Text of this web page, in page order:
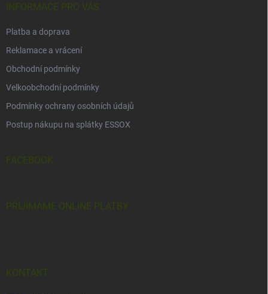
INFORMACE PRO VÁS
Platba a doprava
Reklamace a vrácení
Obchodní podmínky
Velkoobchodní podmínky
Podmínky ochrany osobních údajů
Postup nákupu na splátky ESSOX
FACEBOOK
PŘIJÍMÁME ONLINE PLATBY
KONTAKT